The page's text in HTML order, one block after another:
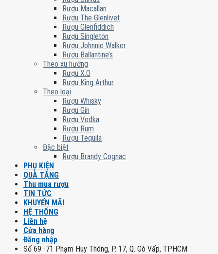
Rượu Macallan
Rượu The Glenlivet
Rượu Glenfiddich
Rượu Singleton
Rượu Johnnie Walker
Rượu Ballantine’s
Theo xu hướng
Rượu X.O
Rượu King Arthur
Theo loại
Rượu Whisky
Rượu Gin
Rượu Vodka
Rượu Rum
Rượu Tequila
Đặc biệt
Rượu Brandy Cognac
PHỤ KIỆN
QUÀ TẶNG
Thu mua rượu
TIN TỨC
KHUYẾN MÃI
HỆ THỐNG
Liên hệ
Cửa hàng
Đăng nhập
Số 69 -71 Phạm Huy Thông, P. 17, Q. Gò Vấp, TPHCM